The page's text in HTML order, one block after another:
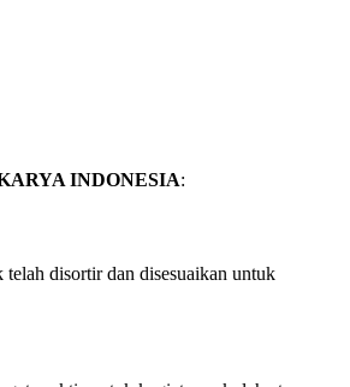
INDONESIA:
telah disortir dan disesuaikan untuk